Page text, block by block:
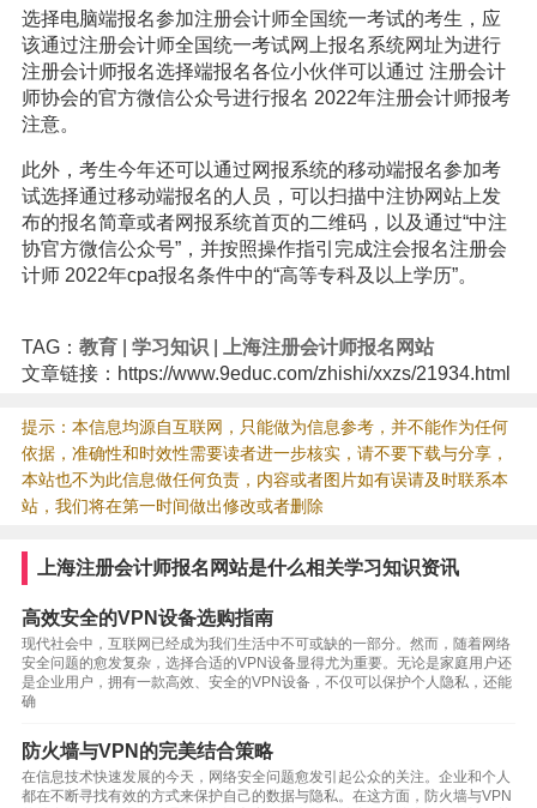
选择电脑端报名参加注册会计师全国统一考试的考生，应
该通过注册会计师全国统一考试网上报名系统网址为进行
注册会计师报名选择端报名各位小伙伴可以通过 注册会计
师协会的官方微信公众号进行报名 2022年注册会计师报考
注意。
此外，考生今年还可以通过网报系统的移动端报名参加考
试选择通过移动端报名的人员，可以扫描中注协网站上发
布的报名简章或者网报系统首页的二维码，以及通过“中注
协官方微信公众号”，并按照操作指引完成注会报名注册会
计师 2022年cpa报名条件中的“高等专科及以上学历”。
TAG： 教育| 学习知识
上海注册会计师报名网站
文章链接：https://www.9educ.com/zhishi/xxzs/21934.html
提示：本信息均源自互联网，只能做为信息参考，并不能作为任何
依据，准确性和时效性需要读者进一步核实，请不要下载与分享，
本站也不为此信息做任何负责，内容或者图片如有误请及时联系本
站，我们将在第一时间做出修改或者删除
上海注册会计师报名网站是什么相关学习知识资讯
高效安全的VPN设备选购指南
现代社会中，互联网已经成为我们生活中不可或缺的一部分。然而，随着网络
安全问题的愈发复杂，选择合适的VPN设备显得尤为重要。无论是家庭用户还
是企业用户，拥有一款高效、安全的VPN设备，不仅可以保护个人隐私，还能
确
防火墙与VPN的完美结合策略
在信息技术快速发展的今天，网络安全问题愈发引起公众的关注。企业和个人
都在不断寻找有效的方式来保护自己的数据与隐私。在这方面，防火墙与VPN